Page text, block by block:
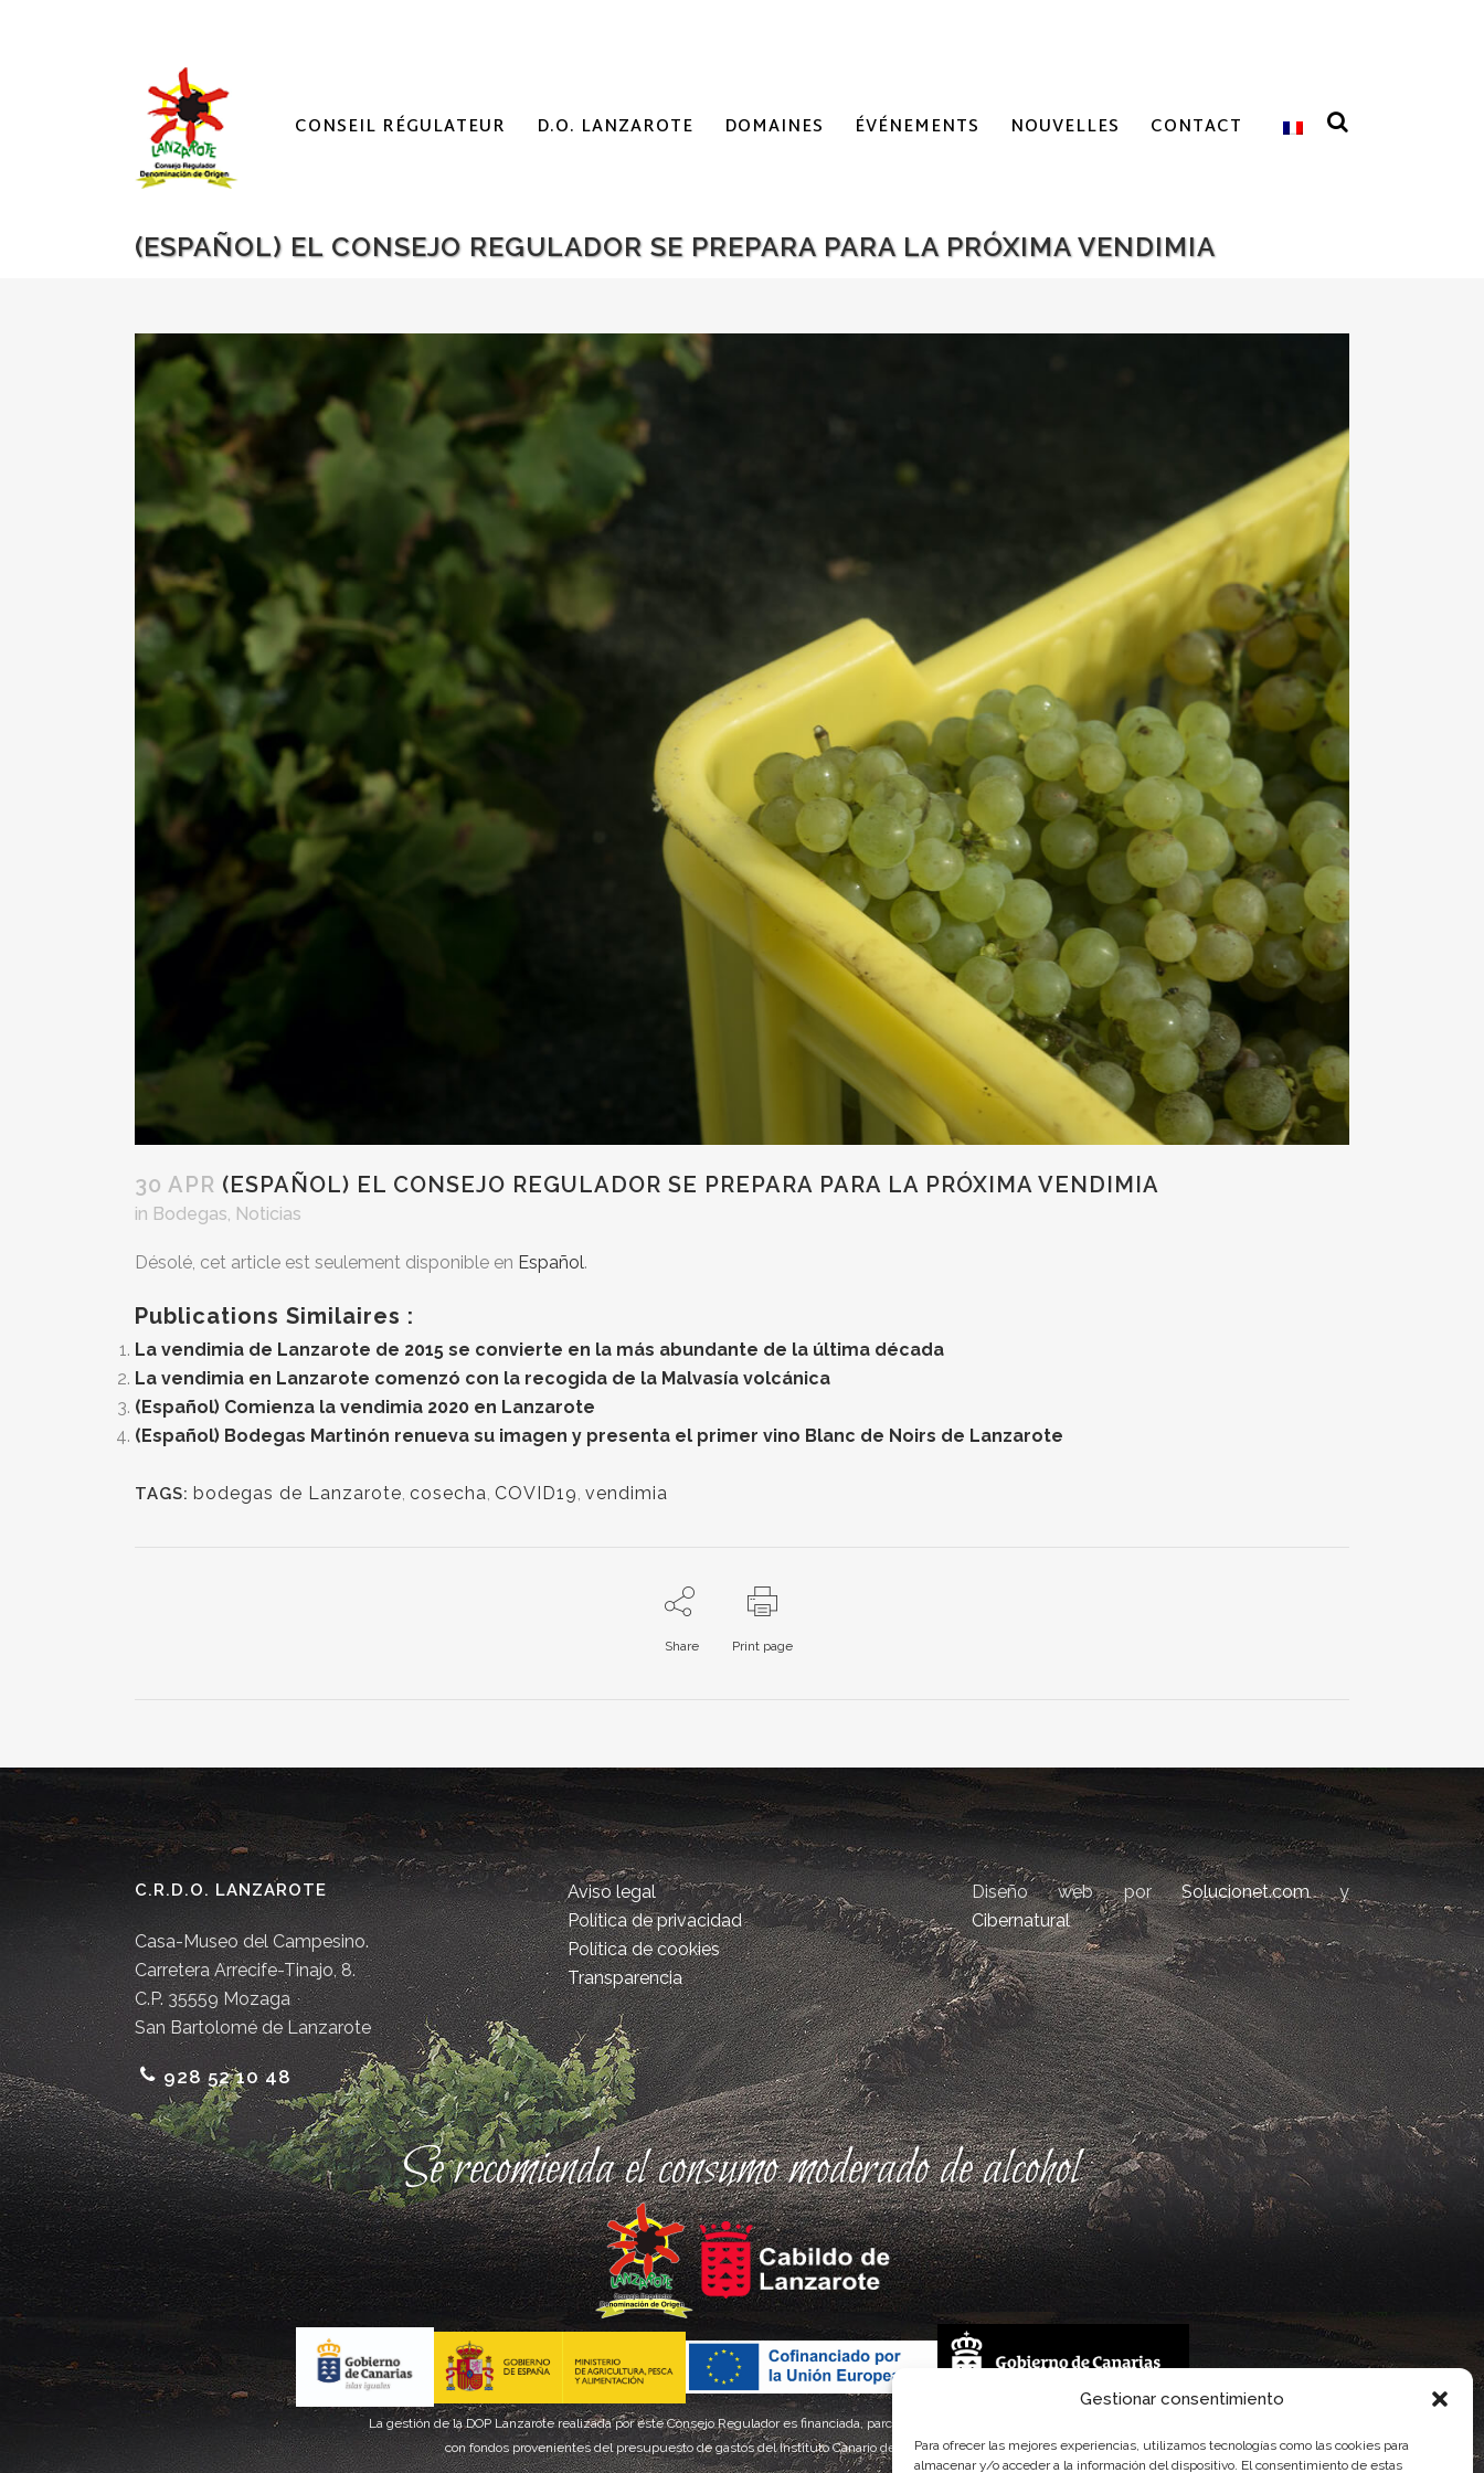
Gestionar consentimiento
Para ofrecer las mejores experiencias, utilizamos tecnologías como las cookies para
almacenar y/o acceder a la información del dispositivo. El consentimiento de estas
CONSEIL RÉGULATEUR D.O. LANZAROTE DOMAINES ÉVÉNEMENTS NOUVELLES CONTACT
(ESPAÑOL) EL CONSEJO REGULADOR SE PREPARA PARA LA PRÓXIMA VENDIMIA
30 APR (ESPAÑOL) EL CONSEJO REGULADOR SE PREPARA PARA LA PRÓXIMA VENDIMIA
in Bodegas Noticias
Désolé, cet article est seulement disponible en Español.
Publications Similaires :
La vendimia de Lanzarote de 2015 se convierte en la más abundante de la última década
La vendimia en Lanzarote comenzó con la recogida de la Malvasía volcánica
(Español) Comienza la vendimia 2020 en Lanzarote
(Español) Bodegas Martinón renueva su imagen y presenta el primer vino Blanc de Noirs de Lanzarote
TAGS: bodegas de Lanzarote cosecha COVID19 vendimia
Share Print page
C.R.D.O. LANZAROTE
Casa-Museo del Campesino.
Carretera Arrecife-Tinajo, 8.
C.P. 35559 Mozaga
San Bartolomé de Lanzarote
928 52 10 48
Aviso legal
Política de privacidad
Política de cookies
Transparencia
Diseño web porSolucionet.comy
Cibernatural
Se recomienda el consumo moderado de alcohol
La gestión de la DOP Lanzarote realizada por este Consejo Regulador es financiada, parcialmente, por el Gobierno de Canarias
con fondos provenientes del presupuesto de gastos del Instituto Canario de Calidad Agroalimentaria